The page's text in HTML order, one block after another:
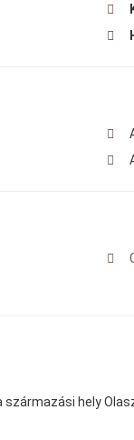
hely